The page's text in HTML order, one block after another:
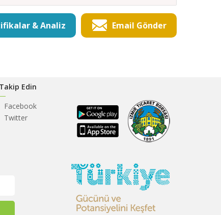
Email Gönder
& Analiz
Edin
Facebook
Twitter